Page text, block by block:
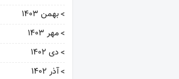
بهمن ۱۴۰۳
مهر ۱۴۰۳
دی ۱۴۰۲
آذر ۱۴۰۲